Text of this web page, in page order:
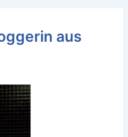
aus